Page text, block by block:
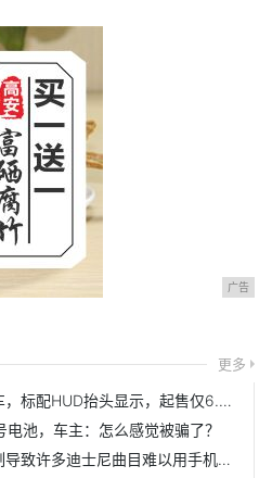
广告
更多
买什么比亚迪，这款新能源汽车，标配HUD抬头显示，起售仅6.68万
池，车主：怎么感觉被骗了？
YouTube音乐对儿童内容的限制导致许多迪士尼曲目难以用手机播放